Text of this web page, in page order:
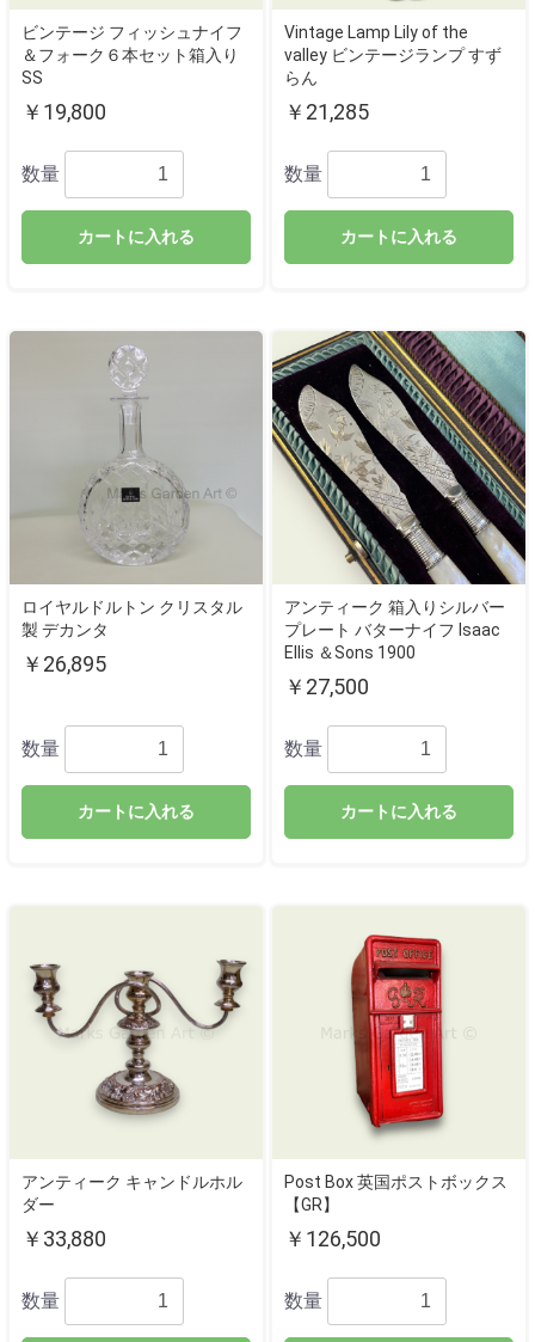
ビンテージ フィッシュナイフ
＆フォーク６本セット箱入り
SS
￥19,800
数量
カートに入れる
Vintage Lamp Lily of the
valley ビンテージランプ すず
らん
￥21,285
数量
カートに入れる
ロイヤルドルトン クリスタル
製 デカンタ
￥26,895
数量
カートに入れる
アンティーク 箱入りシルバー
プレート バターナイフ Isaac
Ellis ＆Sons 1900
￥27,500
数量
カートに入れる
アンティーク キャンドルホル
ダー
￥33,880
数量
Post Box 英国ポストボックス
【GR】
￥126,500
数量